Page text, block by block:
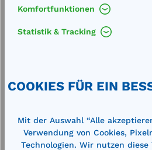
Cemsorb Bindemittel
grau
kgBindevlies Heavy weight
staubfreien,
in der Breite. Nimmt alle
auf.
124,00 €* 140,00 €*
Komfortfunktionen
Statistik & Tracking
COOKIES FÜR EIN
Mit der Auswahl “Alle
Verwendung von Cookies,
Technologien. Wir nutzen diese